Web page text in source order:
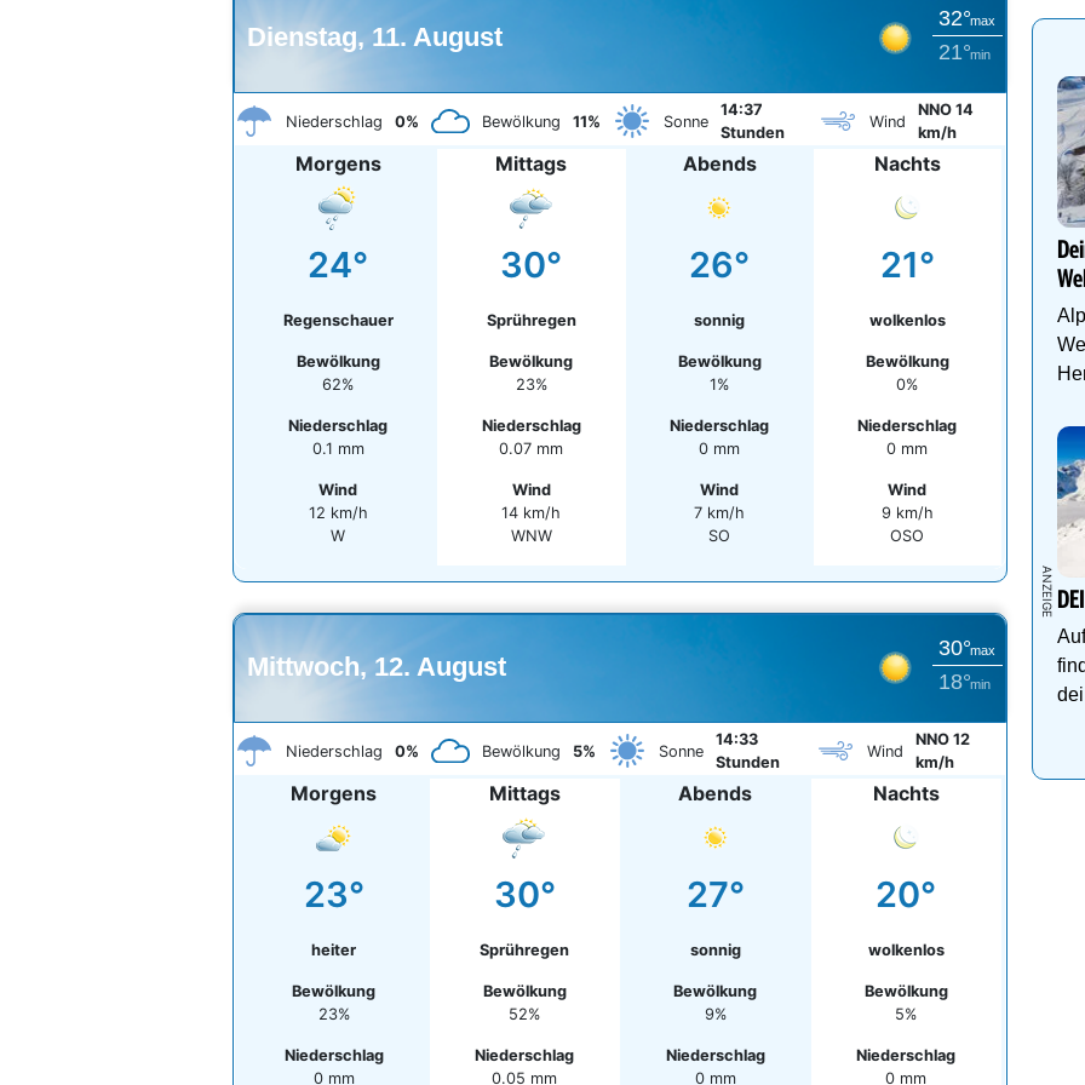
Dienstag, 11. August
32°max
21°min
Niederschlag 0% Bewölkung 11% Sonne
14:37
Stunden
Wind
NNO 14
km/h
Morgens
24°
Regenschauer
Bewölkung
62%
Niederschlag
0.1 mm
Wind
12 km/h
W
Mittags
30°
Sprühregen
Bewölkung
23%
Niederschlag
0.07 mm
Wind
14 km/h
WNW
Abends
26°
sonnig
Bewölkung
1%
Niederschlag
0 mm
Wind
7 km/h
SO
Nachts
21°
wolkenlos
Bewölkung
0%
Niederschlag
0 mm
Wind
9 km/h
OSO
Mittwoch, 12. August
30°max
18°min
Niederschlag 0% Bewölkung 5% Sonne
14:33
Stunden
Wind
NNO 12
km/h
Morgens
23°
heiter
Bewölkung
23%
Niederschlag
0 mm
Mittags
30°
Sprühregen
Bewölkung
52%
Niederschlag
0.05 mm
Abends
27°
sonnig
Bewölkung
9%
Niederschlag
0 mm
Nachts
20°
wolkenlos
Bewölkung
5%
Niederschlag
0 mm